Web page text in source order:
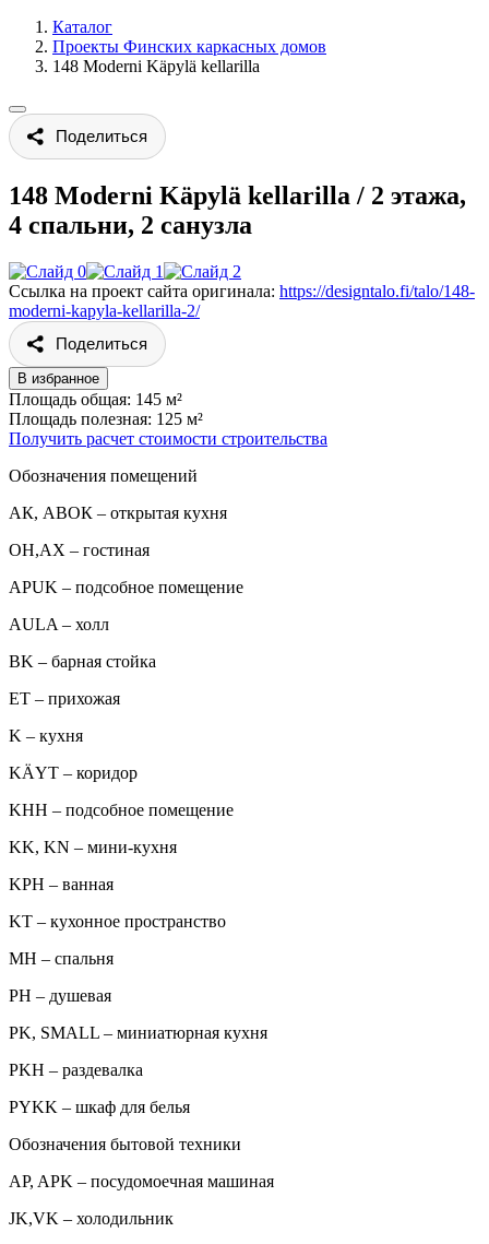
Каталог
Проекты Финских каркасных домов
148 Moderni Käpylä kellarilla
Поделиться
148 Moderni Käpylä kellarilla / 2 этажа,
4 спальни, 2 санузла
Ссылка на проект сайта оригинала: https://designtalo.fi/talo/148-
moderni-kapyla-kellarilla-2/
Поделиться
В избранное
Площадь общая: 145 м²
Площадь полезная: 125 м²
Получить расчет стоимости строительства
Обозначения помещений
АК, АВОК – открытая кухня
ОН,AX – гостиная
APUK – подсобное помещение
AULA – холл
BK – барная стойка
ET – прихожая
K – кухня
KÄYT – коридор
KHH – подсобное помещение
KK, KN – мини-кухня
KPH – ванная
KT – кухонное пространство
MH – спальня
PH – душевая
PK, SMALL – миниатюрная кухня
PKH – раздевалка
PYKK – шкаф для белья
Обозначения бытовой техники
AP, APK – посудомоечная машиная
JK,VK – холодильник